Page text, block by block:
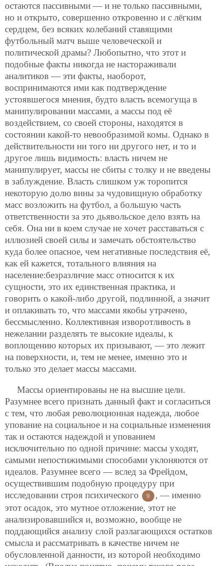
остаются пассивными — и не только пассивными,
но и открыто, совершенно откровенно и с лёгким
сердцем, без всяких колебаний ставящими
футбольный матч выше человеческой и
политической драмы? Любопытно, что этот и
подобные факты никогда не настораживали
аналитиков — эти факты, наоборот,
воспринимаются ими как подтверждение
устоявшегося мнения, будто власть всемогуща в
манипулировании массами, а массы под её
воздействием, со своей стороны, находятся в
состоянии какой-то невообразимой комы. Однако в
действительности ни того ни другого нет, и то и
другое лишь видимость: власть ничем не
манипулирует, массы не сбиты с толку и не введены
в заблуждение. Власть слишком уж торопится
некоторую долю вины за чудовищную обработку
масс возложить на футбол, а большую часть
ответственности за это дьявольское дело взять на
себя. Она ни в коем случае не хочет расставаться с
иллюзией своей силы и замечать обстоятельство
куда более опасное, чем негативные последствия её,
как ей кажется, тотального влияния на
население:безразличие масс относится к их
сущности, это их единственная практика, и
говорить о какой-либо другой, подлинной, а значит
и оплакивать то, что массами якобы утрачено,
бессмысленно. Коллективная изворотливость в
нежелании разделять те высокие идеалы, к
воплощению которых их призывают, — это лежит
на поверхности, и, тем не менее, именно это и
только это делает массы массами.
Массы ориентированы не на высшие цели.
Разумнее всего признать данный факт и согласиться
с тем, что любая революционная надежда, любое
упование на социальное и на социальные изменения
так и остаются надеждой и упованием
исключительно по одной причине: массы уходят,
самыми непостижимыми способами уклоняются от
идеалов. Разумнее всего — вслед за Фрейдом,
осуществившим подобную процедуру при
исследовании строя психического
9
, — именно
этот осадок, это мутное отложение, этот не
анализировавшийся и, возможно, вообще не
поддающийся анализу слой разлагающихся остатков
смысла и рассматривать в качестве ничем не
обусловленной данности, из которой необходимо